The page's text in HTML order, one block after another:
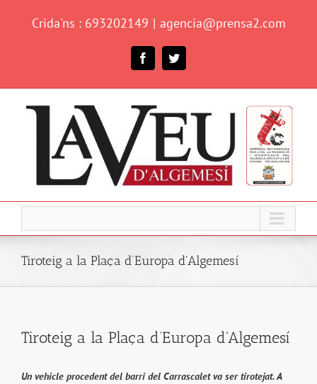
Crida'ns : 693202149 | agencia@prensa2.com
FacebookTwitter
Tiroteig a la Plaça d’Europa d'Algemesí
Tiroteig a la Plaça d’Europa d'Algemesí
Un vehicle procedent del barri del Carrascalet va ser tirotejat. A